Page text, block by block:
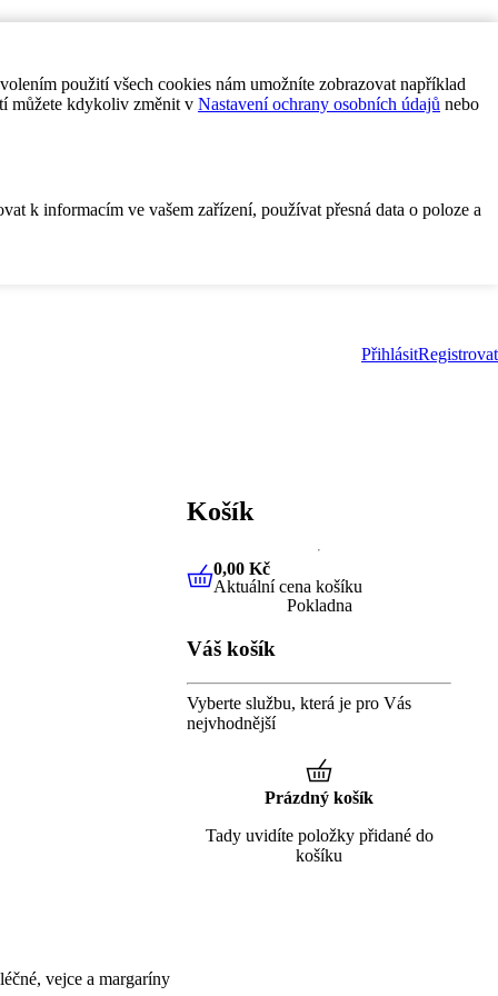
použití všech cookies nám umožníte zobrazovat například
můžete kdykoliv změnit v Nastavení ochrany osobních údajů nebo
k informacím ve vašem zařízení, používat přesná data o poloze a
PřihlásitRegistrovat
vejce a margaríny
Košík
0,00 KčAktuální cena košíku
0,00 Kč
Aktuální cena košíku
Pokladna
Váš košík
Vyberte službu, která je pro Vás
nejvhodnější
Prázdný košík
Tady uvidíte položky přidané do
košíku